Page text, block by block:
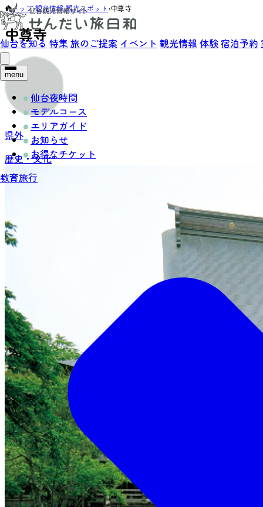
仙台を知る 特集旅のご提案 イベント 観光情報 体験宿泊予約
menu
仙台夜時間
モデルコース
エリアガイド
お知らせ
お得なチケット
教育旅行
トップ›観光情報›観光スポット›中尊寺
中尊寺
県外
歴史・文化